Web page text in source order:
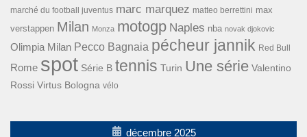
marché du football juventus marc marquez matteo berrettini max
verstappen Milan Monza motogp Naples nba novak djokovic
Olimpia Milan Pecco Bagnaia pécheur jannik Red Bull
Rome spot Série B tennis Turin Une série Valentino
Rossi Virtus Bologna vélo
décembre 2025